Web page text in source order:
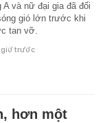
A và nữ đại gia đã đối
gió lớn trước khi
tan vỡ.
giờ trước
hơn một